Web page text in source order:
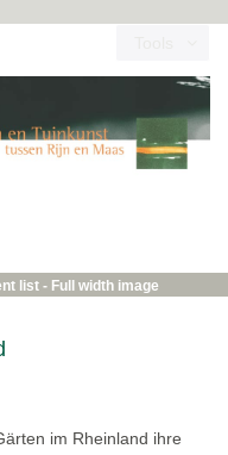
list - Full width image
im Rheinland ihre